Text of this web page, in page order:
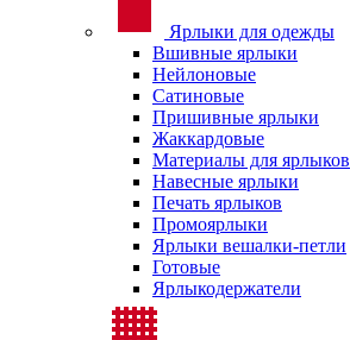
Ярлыки для одежды
Вшивные ярлыки
Нейлоновые
Сатиновые
Пришивные ярлыки
Жаккардовые
Материалы для ярлыков
Навесные ярлыки
Печать ярлыков
Промоярлыки
Ярлыки вешалки-петли
Готовые
Ярлыкодержатели